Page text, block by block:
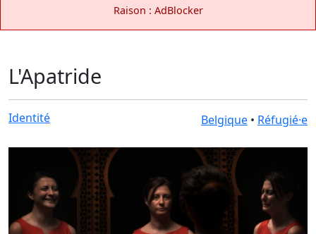
Raison : AdBlocker
L'Apatride
Identité Belgique • Réfugié·e